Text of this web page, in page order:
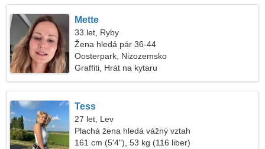
Mette
33 let, Ryby
Žena hledá pár 36-44
Oosterpark, Nizozemsko
Graffiti, Hrát na kytaru
Tess
27 let, Lev
Plachá žena hledá vážný vztah
161 cm (5'4"), 53 kg (116 liber)